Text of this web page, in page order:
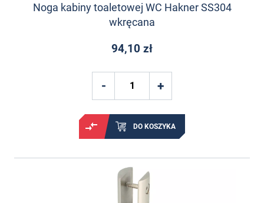
Noga kabiny toaletowej WC Hakner SS304
wkręcana
94,10 zł
DO KOSZYKA